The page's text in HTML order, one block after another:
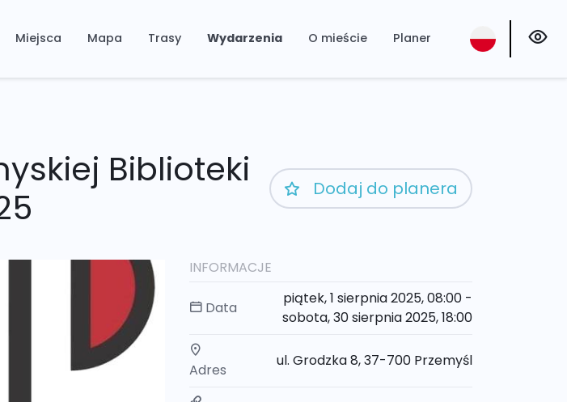
Miejsca Mapa Trasy Wydarzenia O mieście Planer
Biblioteki
Dodaj do planera
INFORMACJE
Data
piątek, 1 sierpnia 2025, 08:00 -
sobota, 30 sierpnia 2025, 18:00
Adres
ul. Grodzka 8, 37-700 Przemyśl